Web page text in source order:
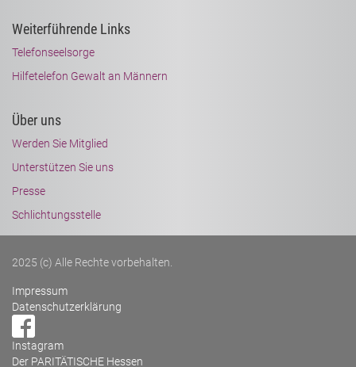
Weiterführende Links
Telefonseelsorge
Hilfetelefon Gewalt an Männern
Über uns
Werden Sie Mitglied
Unterstützen Sie uns
Presse
Schlichtungsstelle
2025 (c) Alle Rechte vorbehalten.
Impressum
Datenschutzerklärung
Instagram
Der PARITÄTISCHE Hessen